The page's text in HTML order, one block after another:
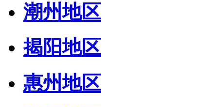
潮州地区
揭阳地区
惠州地区